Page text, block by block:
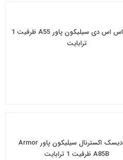
حافظه اس اس دی سیلیکون پاور A55 ظرفیت 1
ترابایت
هارددیسک اکسترنال سیلیکون پاور Armor
A85B ظرفیت 1 ترابایت